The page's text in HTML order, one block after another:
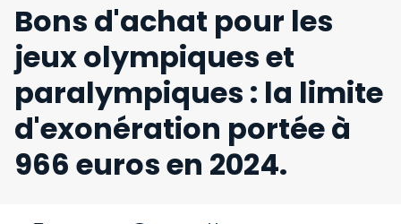
Bons d'achat pour les
jeux olympiques et
paralympiques : la limite
d'exonération portée à
966 euros en 2024.